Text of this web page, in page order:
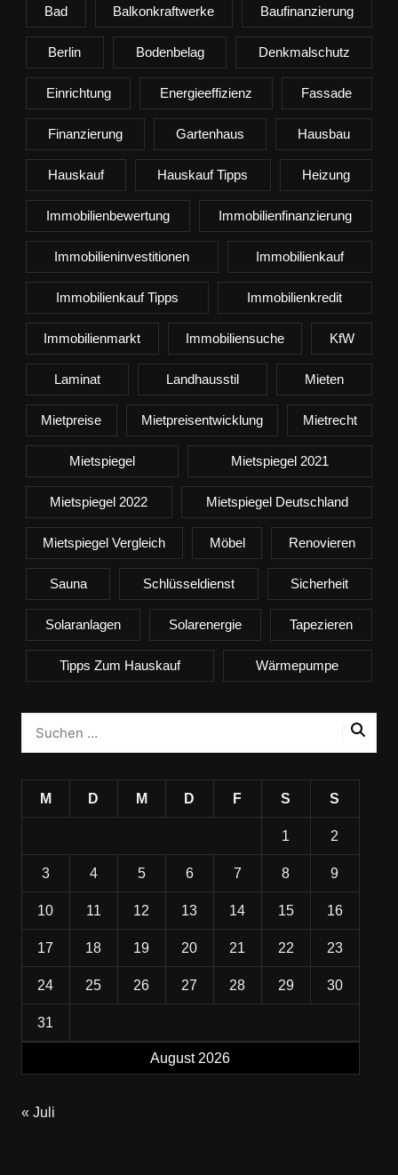
Bad Balkonkraftwerke Baufinanzierung
Berlin Bodenbelag Denkmalschutz
Einrichtung Energieeffizienz Fassade
Finanzierung Gartenhaus Hausbau
Hauskauf Hauskauf Tipps Heizung
Immobilienbewertung Immobilienfinanzierung
Immobilieninvestitionen Immobilienkauf
Immobilienkauf Tipps Immobilienkredit
Immobilienmarkt Immobiliensuche KfW
Laminat Landhausstil Mieten
Mietpreise Mietpreisentwicklung Mietrecht
Mietspiegel Mietspiegel 2021
Mietspiegel 2022 Mietspiegel Deutschland
Mietspiegel Vergleich Möbel Renovieren
Sauna Schlüsseldienst Sicherheit
Solaranlagen Solarenergie Tapezieren
Tipps Zum Hauskauf Wärmepumpe
August 2026
M D M D F S S
1 2
3 4 5 6 7 8 9
10 11 12 13 14 15 16
17 18 19 20 21 22 23
24 25 26 27 28 29 30
31
« Juli